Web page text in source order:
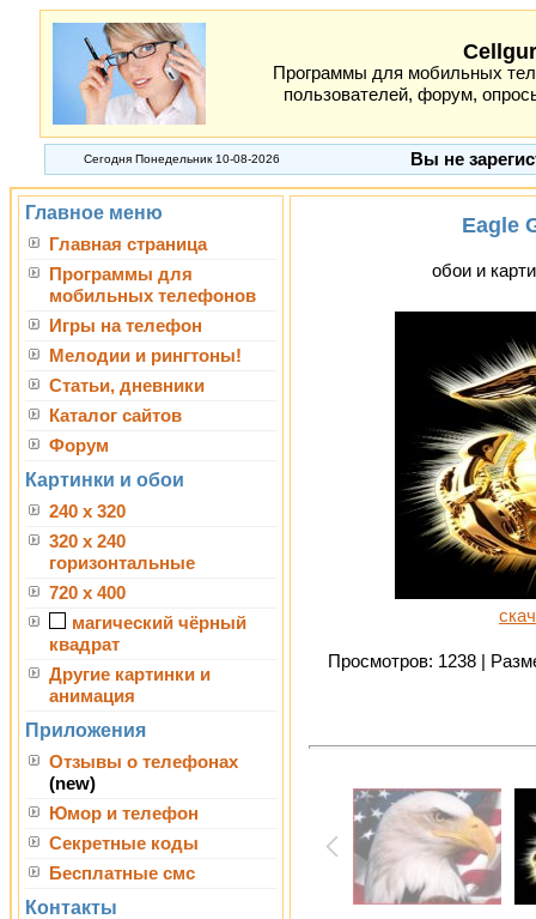
Программы для мобильных
пользователей, форум,
Сегодня Понедельник 10-08-2026 Вы не
Главное меню
Главная страница
Программы для
мобильных телефонов
Игры на телефон
Мелодии и рингтоны!
Статьи, дневники
Каталог сайтов
Форум
Картинки и обои
240 x 320
320 x 240
горизонтальные
720 x 400
магический чёрный
квадрат
Другие картинки и
анимация
Приложения
Отзывы о телефонах
(new)
Юмор и телефон
Секретные коды
Бесплатные смс
Контакты
Eagle
обои и
Просмотров: 1238 |